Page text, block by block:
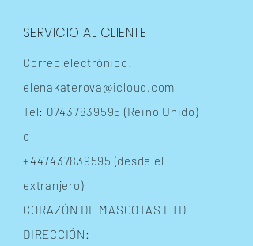
SERVICIO AL CLIENTE
Correo electrónico:
elenakaterova@icloud.com
Tel: 07437839595 (Reino Unido)
o
+447437839595 (desde el
extranjero)
CORAZÓN DE MASCOTAS LTD
DIRECCIÓN: